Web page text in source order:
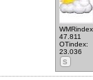
47.811
OTindex:
23.036
S